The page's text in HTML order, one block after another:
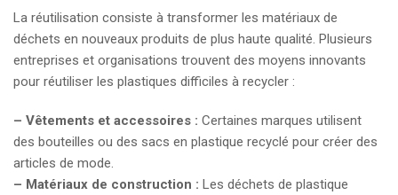
La réutilisation consiste à transformer les matériaux de
déchets en nouveaux produits de plus haute qualité. Plusieurs
entreprises et organisations trouvent des moyens innovants
pour réutiliser les plastiques difficiles à recycler :
– Vêtements et accessoires : Certaines marques utilisent
des bouteilles ou des sacs en plastique recyclé pour créer des
articles de mode.
– Matériaux de construction : Les déchets de plastique